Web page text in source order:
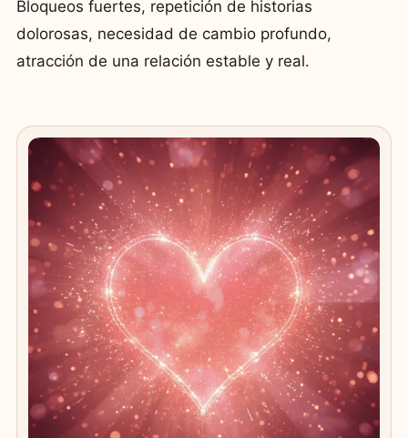
Bloqueos fuertes, repetición de historias
dolorosas, necesidad de cambio profundo,
atracción de una relación estable y real.